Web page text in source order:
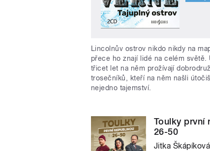
Lincolnův ostrov nikdo nikdy na
přece ho znají lidé na celém světě.
třicet let na něm prožívají
trosečníků, kteří na něm našli
nejedno tajemství.
Toulky první
26-50
Jitka